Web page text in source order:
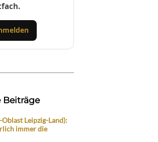
Beiträge
Leipzig-Land):
immer die